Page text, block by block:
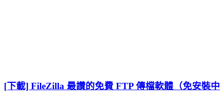
[下載] FileZilla 最讚的免費 FTP 傳檔軟體（免安裝中